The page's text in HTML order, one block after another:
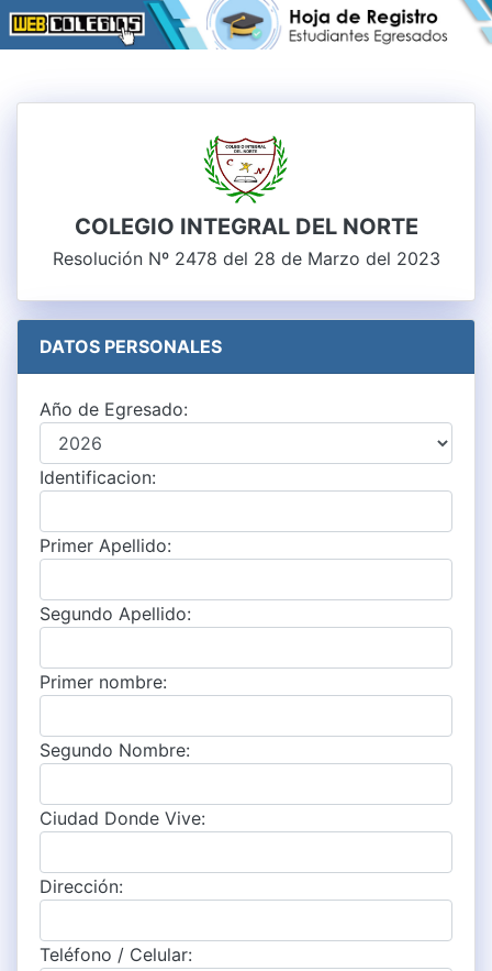
COLEGIO INTEGRAL DEL NORTE
Resolución Nº 2478 del 28 de Marzo del 2023
DATOS PERSONALES
Año de Egresado:
Identificacion:
Primer Apellido:
Segundo Apellido:
Primer nombre:
Segundo Nombre:
Ciudad Donde Vive:
Dirección:
Teléfono / Celular: